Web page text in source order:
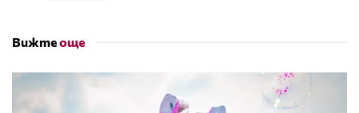
Вижтеоще